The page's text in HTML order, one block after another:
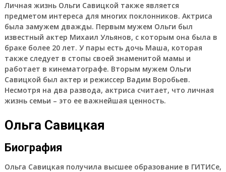
Личная жизнь Ольги Савицкой также является
предметом интереса для многих поклонников. Актриса
была замужем дважды. Первым мужем Ольги был
известный актер Михаил Ульянов, с которым она была в
браке более 20 лет. У пары есть дочь Маша, которая
также следует в стопы своей знаменитой мамы и
работает в кинематографе. Вторым мужем Ольги
Савицкой был актер и режиссер Вадим Воробьев.
Несмотря на два развода, актриса считает, что личная
жизнь семьи – это ее важнейшая ценность.
Ольга Савицкая
Биография
Ольга Савицкая получила высшее образование в ГИТИСе,